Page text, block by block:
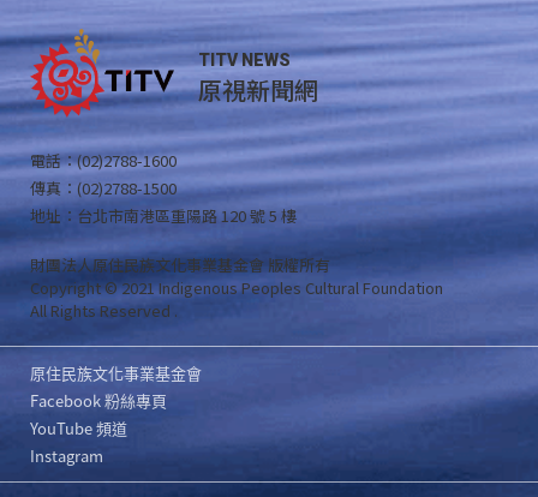
TITV NEWS
原視新聞網
電話：(02)2788-1600
傳真：(02)2788-1500
地址：台北市南港區重陽路 120 號 5 樓
財團法人原住民族文化事業基金會 版權所有
Copyright © 2021 Indigenous Peoples Cultural Foundation
All Rights Reserved .
原住民族文化事業基金會
Facebook 粉絲專頁
YouTube 頻道
Instagram